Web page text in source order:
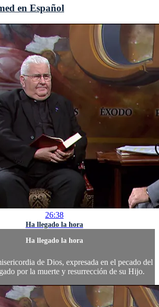
en Español
26:38
Ha llegado la hora
Ha llegado la hora
de Dios, expresada en el pecado del
por la muerte y resurrección de su Hijo.